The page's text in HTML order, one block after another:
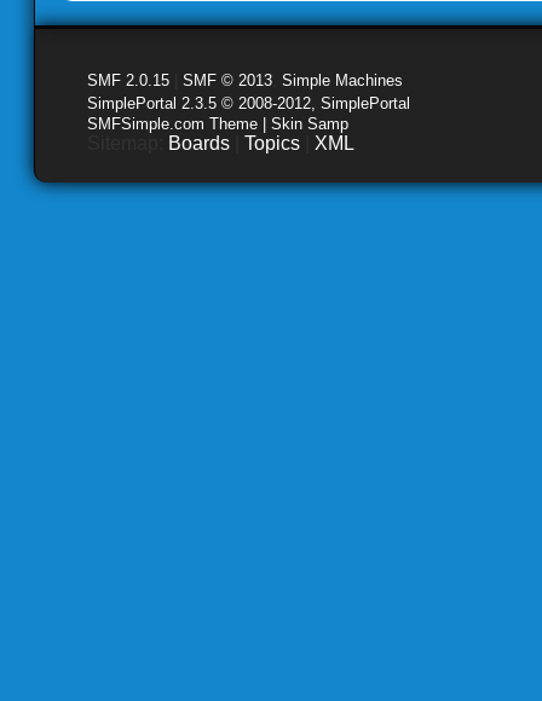
SMF 2.0.15 SMF © 2013 Simple Machines
SimplePortal 2.3.5 © 2008-2012, SimplePortal
SMFSimple.com Theme | Skin Samp
Boards Topics XML